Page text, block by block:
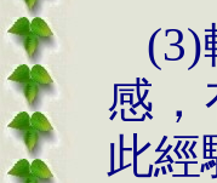
(3)
感，
此經